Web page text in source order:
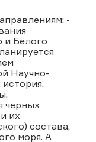
-
и Белого
Научно-
чёрных
их
состава,
моря. А